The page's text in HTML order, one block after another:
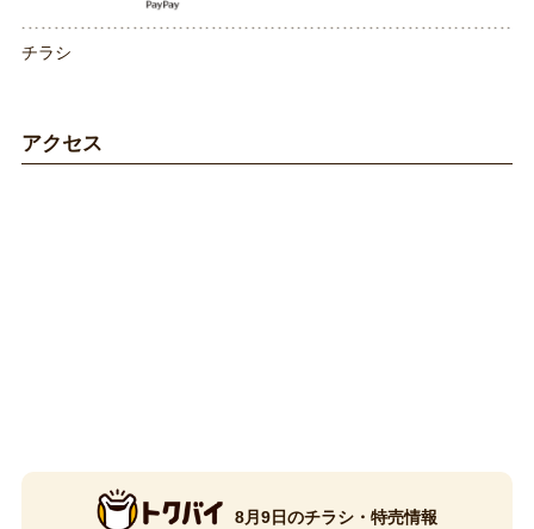
チラシ
アクセス
8月9日のチラシ・特売情報